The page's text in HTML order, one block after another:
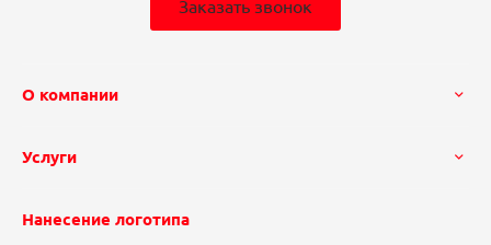
Заказать звонок
О компании
Услуги
Нанесение логотипа